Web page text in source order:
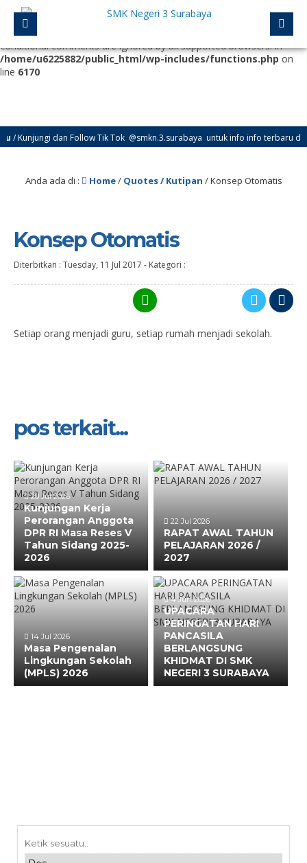
Deprecated
: Function WP_Dependencies->add_data() was called
with an argument that is
conditional comments are ignored by all supported browsers. in
/home/u6225882/public_html/wp-includes/functions.php on
line 6170
Kunjungi dan Follow Tik Tok @smkn.3.surabaya untuk info info terbaru dari
Anda ada di : Home/ Quotes / Kutipan /Konsep Otomatis
Konsep Otomatis
Diterbitkan : Tuesday, 11 Jul 2017 - Kategori :
Setiap orang menjadi guru, setiap rumah menjadi sekolah.
pos terkait...
28 Jul 2026
Kunjungan Kerja
Perorangan Anggota
DPR RI Masa Reses V
Tahun Sidang 2025-
2026
22 Jul 2026
RAPAT AWAL TAHUN
PELAJARAN 2026 /
2027
14 Jul 2026
Masa Pengenalan
Lingkungan Sekolah
(MPLS) 2026
4 Jun 2026
UPACARA
PERINGATAN HARI
PANCASILA
BERLANGSUNG
KHIDMAT DI SMK
NEGERI 3 SURABAYA